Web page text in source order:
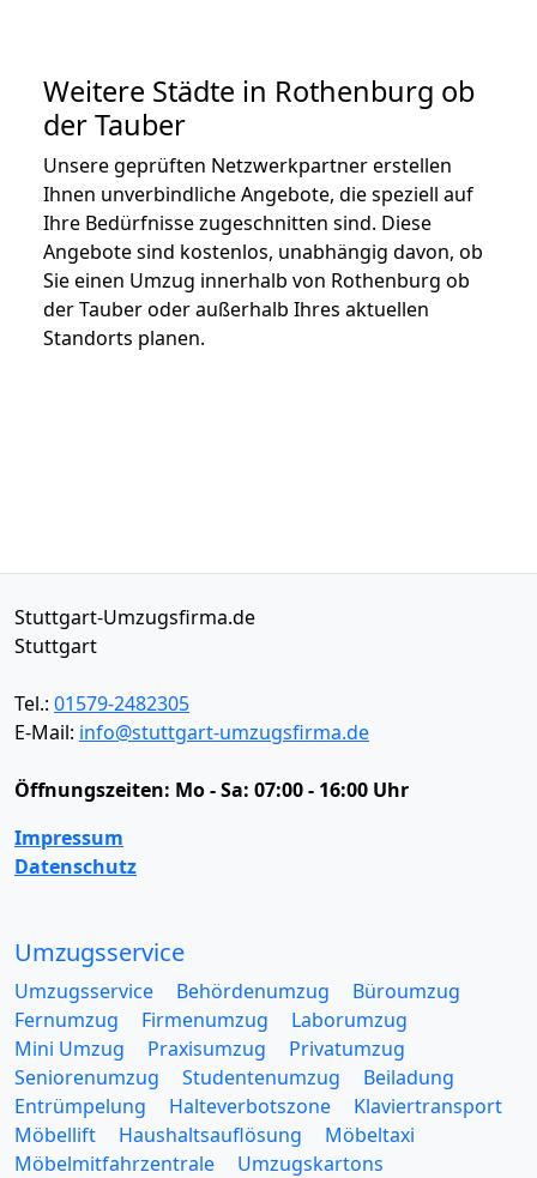
Weitere Städte in Rothenburg ob
der Tauber
Unsere geprüften Netzwerkpartner erstellen
Ihnen unverbindliche Angebote, die speziell auf
Ihre Bedürfnisse zugeschnitten sind. Diese
Angebote sind kostenlos, unabhängig davon, ob
Sie einen Umzug innerhalb von Rothenburg ob
der Tauber oder außerhalb Ihres aktuellen
Standorts planen.
Stuttgart-Umzugsfirma.de
Stuttgart
Tel.: 01579-2482305
E-Mail: info@stuttgart-umzugsfirma.de
Öffnungszeiten: Mo - Sa: 07:00 - 16:00 Uhr
Impressum
Datenschutz
Umzugsservice
Umzugsservice Behördenumzug
Büroumzug
Fernumzug
Firmenumzug
Laborumzug
Mini Umzug
Praxisumzug
Privatumzug
Seniorenumzug
Studentenumzug
Beiladung
Entrümpelung
Halteverbotszone
Klaviertransport
Möbellift
Haushaltsauflösung
Möbeltaxi
Möbelmitfahrzentrale
Umzugskartons